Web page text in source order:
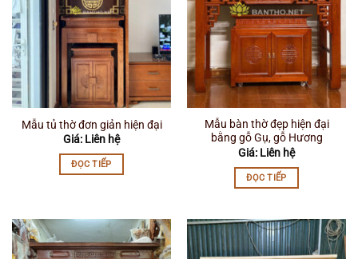
Mẫu tủ thờ đơn giản hiện đại
Giá: Liên hệ
ĐỌC TIẾP
Mẫu bàn thờ đẹp hiện đại
bằng gỗ Gụ, gỗ Hương
Giá: Liên hệ
ĐỌC TIẾP